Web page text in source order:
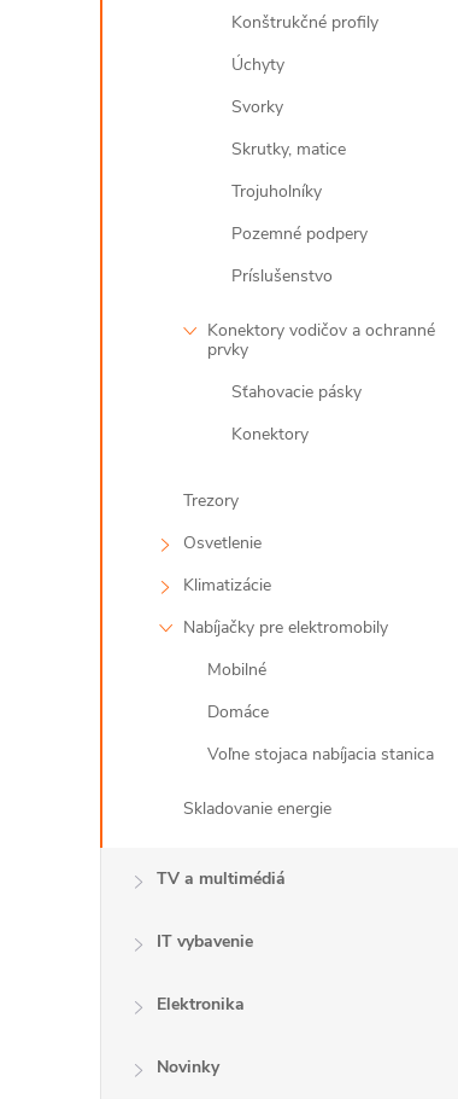
Konštrukčné profily
Úchyty
Svorky
Skrutky, matice
Trojuholníky
Pozemné podpery
Príslušenstvo
Konektory vodičov a ochranné
prvky
Sťahovacie pásky
Konektory
Trezory
Osvetlenie
Klimatizácie
Nabíjačky pre elektromobily
Mobilné
Domáce
Voľne stojaca nabíjacia stanica
Skladovanie energie
TV a multimédiá
IT vybavenie
Elektronika
Novinky